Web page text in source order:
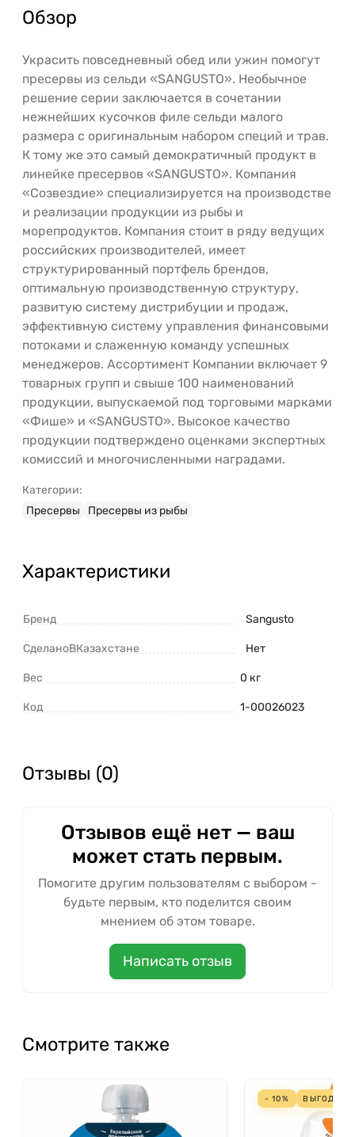
Обзор
Украсить повседневный обед или ужин помогут
пресервы из сельди «SANGUSTO». Необычное
решение серии заключается в сочетании
нежнейших кусочков филе сельди малого
размера с оригинальным набором специй и трав.
К тому же это самый демократичный продукт в
линейке пресервов «SANGUSTO». Компания
«Созвездие» специализируется на производстве
и реализации продукции из рыбы и
морепродуктов. Компания стоит в ряду ведущих
российских производителей, имеет
структурированный портфель брендов,
оптимальную производственную структуру,
развитую систему дистрибуции и продаж,
эффективную систему управления финансовыми
потоками и слаженную команду успешных
менеджеров. Ассортимент Компании включает 9
товарных групп и свыше 100 наименований
продукции, выпускаемой под торговыми марками
«Фише» и «SANGUSTO». Высокое качество
продукции подтверждено оценками экспертных
комиссий и многочисленными наградами.
Категории:
Пресервы
Пресервы из рыбы
Характеристики
Бренд Sangusto
СделаноВКазахстане Нет
Вес 0 кг
Код 1-00026023
Отзывы (0)
Отзывов ещё нет — ваш
может стать первым.
Помогите другим пользователям с выбором -
будьте первым, кто поделится своим
мнением об этом товаре.
Написать отзыв
Смотрите также
- 10% ВЫГОДА